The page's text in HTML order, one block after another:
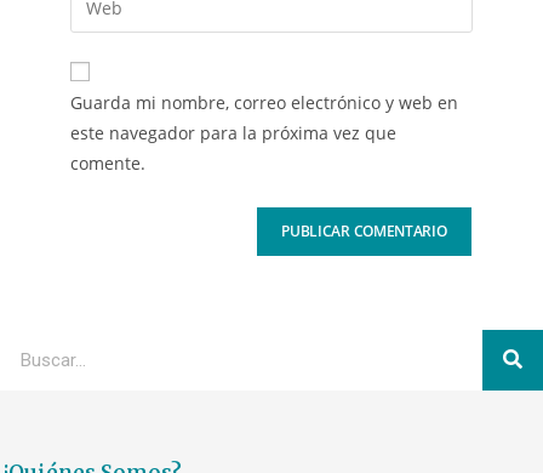
Guarda mi nombre, correo electrónico y web en
este navegador para la próxima vez que
comente.